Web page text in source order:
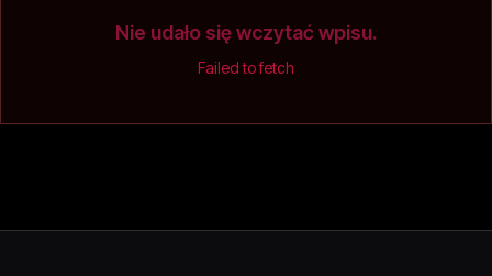
Nie udało się wczytać wpisu.
Failed to fetch